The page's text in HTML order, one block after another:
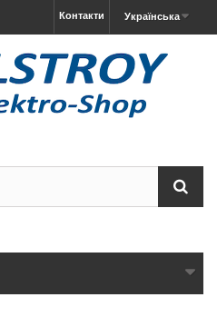
Українська
Контакти